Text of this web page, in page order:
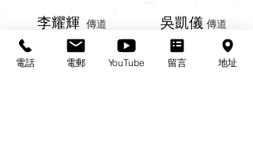
李耀輝 傳道 吳凱儀 傳道
幹事
電話 電郵 YouTube 留言 地址